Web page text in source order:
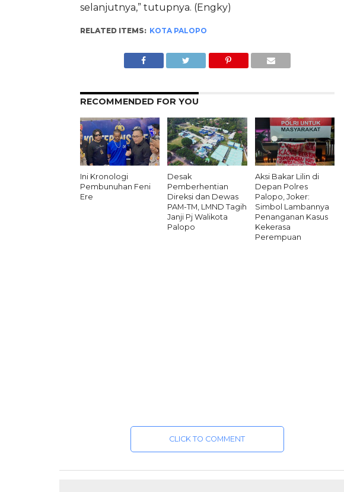
selanjutnya,” tutupnya. (Engky)
RELATED ITEMS: KOTA PALOPO
RECOMMENDED FOR YOU
Ini Kronologi
Pembunuhan Feni
Ere
Desak
Pemberhentian
Direksi dan Dewas
PAM-TM, LMND Tagih
Janji Pj Walikota
Palopo
Aksi Bakar Lilin di
Depan Polres
Palopo, Joker:
Simbol Lambannya
Penanganan Kasus
Kekerasa
Perempuan
CLICK TO COMMENT